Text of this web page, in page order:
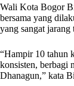
Wali Kota Bogor
bersama yang
yang sangat
“Hampir 10 tahun
konsisten, berbagi
Dhanagun,” kata